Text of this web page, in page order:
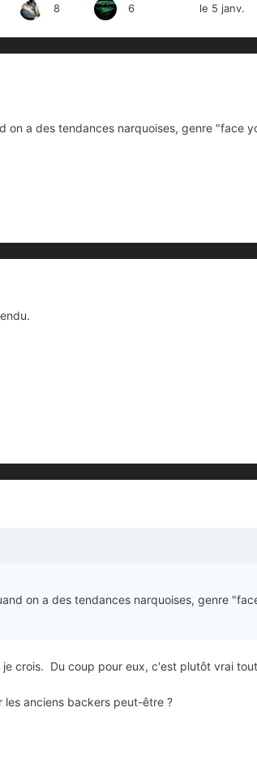
8 6 le 5 janv.
on a des tendances narquoises, genre "face
on a des tendances narquoises, genre
crois. Du coup pour eux, c'est plutôt vrai
les anciens backers peut-être ?